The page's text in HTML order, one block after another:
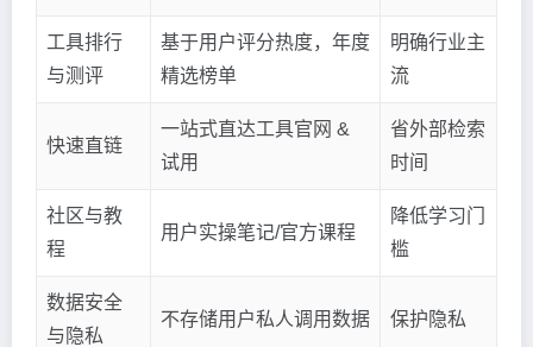
工具排行
与测评
基于用户评分热度，年度
精选榜单
明确行业主
流
快速直链
一站式直达工具官网 &
试用
省外部检索
时间
社区与教
程
用户实操笔记/官方课程
降低学习门
槛
数据安全
与隐私
不存储用户私人调用数据 保护隐私